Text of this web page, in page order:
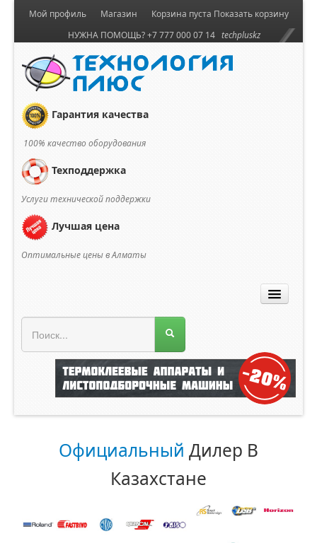
Корзина пуста Показать корзину
Мой профиль
Магазин
НУЖНА ПОМОЩЬ? +7 777 000 07 14 techpluskz
Гарантия качества
100% качество оборудования
Техподдержка
Услуги технической поддержки
Лучшая цена
Оптимальные цены в Алматы
Официальный Дилер В
Казахстане